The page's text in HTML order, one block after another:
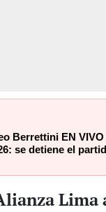
Berrettini EN
se detiene el
Lima